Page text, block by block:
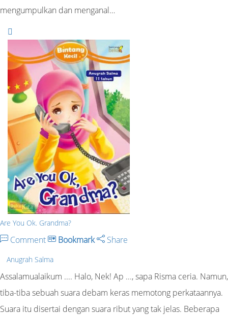
mengumpulkan dan menganal…
Are You Ok. Grandma?
Comment Bookmark Share
Anugrah Salma
Assalamualaikum .... Halo, Nek! Ap ..., sapa Risma ceria. Namun,
tiba-tiba sebuah suara debam keras memotong perkataannya.
Suara itu disertai dengan suara ribut yang tak jelas. Beberapa